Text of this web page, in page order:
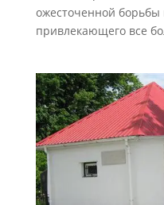
ожесточенной
привлекающего все